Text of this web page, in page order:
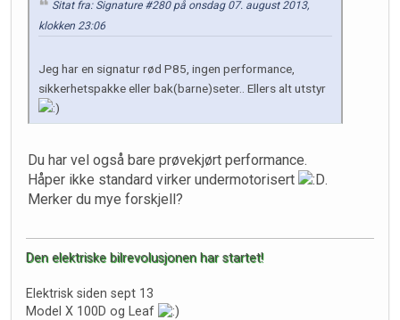
Sitat fra: Signature #280 på onsdag 07. august 2013,
klokken 23:06
Jeg har en signatur rød P85, ingen performance,
sikkerhetspakke eller bak(barne)seter.. Ellers alt utstyr
Du har vel også bare prøvekjørt performance.
Håper ikke standard virker undermotorisert
.
Merker du mye forskjell?
Den elektriske bilrevolusjonen har startet!
Elektrisk siden sept 13
Model X 100D og Leaf